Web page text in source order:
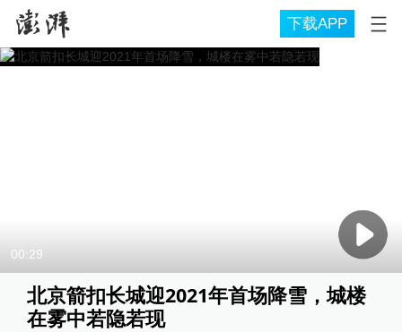
下载APP
00:29
北京箭扣长城迎2021年首场降雪，城楼
在雾中若隐若现